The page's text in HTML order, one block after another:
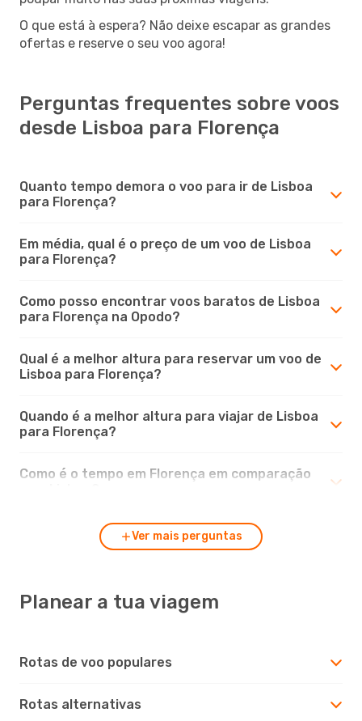
O que está à espera? Não deixe escapar as grandes
ofertas e reserve o seu voo agora!
Perguntas frequentes sobre voos
desde Lisboa para Florença
Quanto tempo demora o voo para ir de Lisboa
para Florença?
Em média, qual é o preço de um voo de Lisboa
para Florença?
Como posso encontrar voos baratos de Lisboa
para Florença na Opodo?
Qual é a melhor altura para reservar um voo de
Lisboa para Florença?
Quando é a melhor altura para viajar de Lisboa
para Florença?
Como é o tempo em Florença em comparação
Ver mais perguntas
Planear a tua viagem
Rotas de voo populares
Rotas alternativas